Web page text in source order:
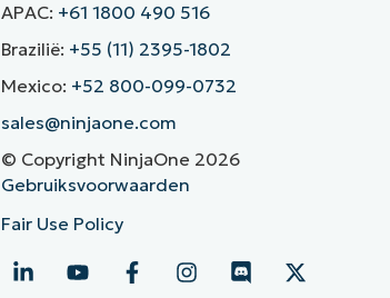
APAC: +61 1800 490 516
Brazilië: +55 (11) 2395-1802
Mexico: +52 800-099-0732
sales@ninjaone.com
© Copyright NinjaOne 2026
Gebruiksvoorwaarden
Fair Use Policy